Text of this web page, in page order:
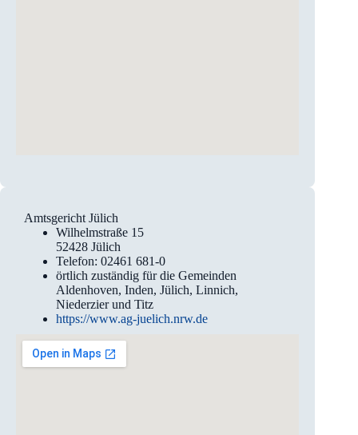
Amtsgericht Jülich
Wilhelmstraße 15
52428 Jülich
Telefon: 02461 681-0
örtlich zuständig für die Gemeinden
Aldenhoven, Inden, Jülich, Linnich,
Niederzier und Titz
https://www.ag-juelich.nrw.de